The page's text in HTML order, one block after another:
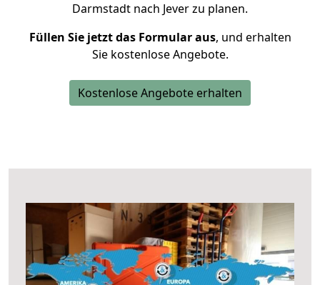
Darmstadt nach Jever zu planen.
Füllen Sie jetzt das Formular aus, und erhalten
Sie kostenlose Angebote.
Kostenlose Angebote erhalten